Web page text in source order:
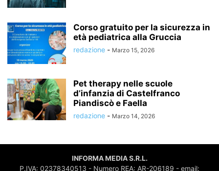
Corso gratuito per la sicurezza in
età pediatrica alla Gruccia
redazione - Marzo 15, 2026
Pet therapy nelle scuole
d’infanzia di Castelfranco
Piandiscò e Faella
redazione - Marzo 14, 2026
INFORMA MEDIA S.R.L.
P.IVA: 02378340513 - Numero REA: AR-206189 - email: